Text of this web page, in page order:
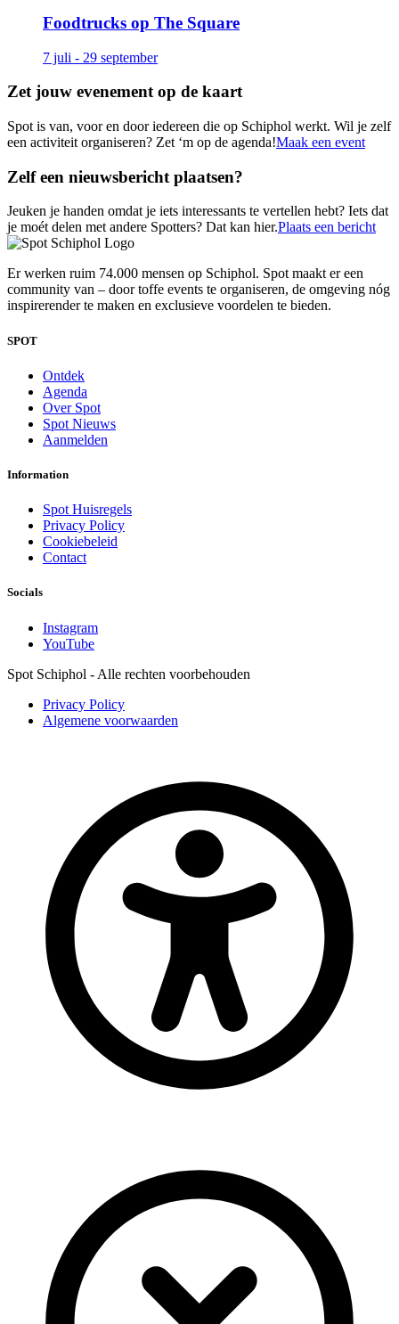
Foodtrucks op The Square
7 juli - 29 september
Zet jouw evenement op de kaart
Spot is van, voor en door iedereen die op Schiphol werkt. Wil je zelf
een activiteit organiseren? Zet ‘m op de agenda!Maak een event
Zelf een nieuwsbericht plaatsen?
Jeuken je handen omdat je iets interessants te vertellen hebt? Iets dat
je moét delen met andere Spotters? Dat kan hier.Plaats een bericht
Er werken ruim 74.000 mensen op Schiphol. Spot maakt er een
community van – door toffe events te organiseren, de omgeving nóg
inspirerender te maken en exclusieve voordelen te bieden.
SPOT
Ontdek
Agenda
Over Spot
Spot Nieuws
Aanmelden
Information
Spot Huisregels
Privacy Policy
Cookiebeleid
Contact
Socials
Instagram
YouTube
Spot Schiphol - Alle rechten voorbehouden
Privacy Policy
Algemene voorwaarden